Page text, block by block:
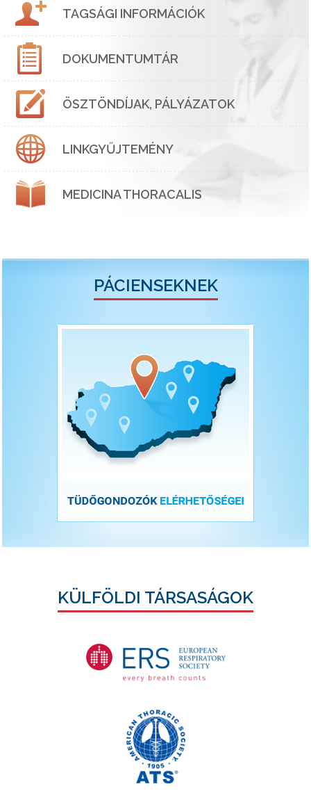
TAGSÁGI INFORMÁCIÓK
DOKUMENTUMTÁR
ÖSZTÖNDÍJAK, PÁLYÁZATOK
LINKGYŰJTEMÉNY
MEDICINA THORACALIS
PÁCIENSEKNEK
KÜLFÖLDI TÁRSASÁGOK